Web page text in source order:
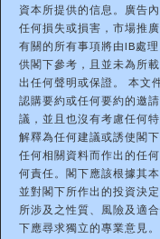
資本所提供的信息。廣告
任何損失或損害，市場推
有關的所有事項將由IB處
供閣下參考，且並未為所
出任何聲明或保證。 本文
認購要約或任何要約的邀
議，並且也沒有考慮任何
解釋為任何建議或誘使閣
任何相關資料而作出的任
何責任。閣下應該根據其
並對閣下所作出的投資決
所涉及之性質、風險及適
下應尋求獨立的專業意見。